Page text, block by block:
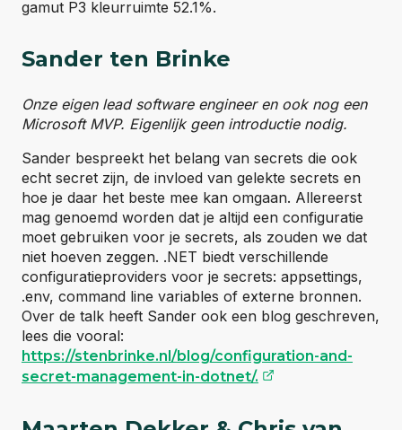
gamut P3 kleurruimte 52.1%.
Sander ten Brinke
Onze eigen lead software engineer en ook nog een
Microsoft MVP. Eigenlijk geen introductie nodig.
Sander bespreekt het belang van secrets die ook
echt secret zijn, de invloed van gelekte secrets en
hoe je daar het beste mee kan omgaan. Allereerst
mag genoemd worden dat je altijd een configuratie
moet gebruiken voor je secrets, als zouden we dat
niet hoeven zeggen. .NET biedt verschillende
configuratieproviders voor je secrets: appsettings,
.env, command line variables of externe bronnen.
Over de talk heeft Sander ook een blog geschreven,
lees die vooral:
https://stenbrinke.nl/blog/configuration-and-
secret-management-in-dotnet/.